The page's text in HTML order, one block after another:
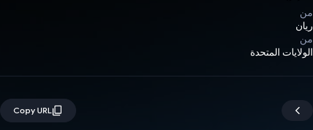
من
ريان
من
الولايات المتحدة